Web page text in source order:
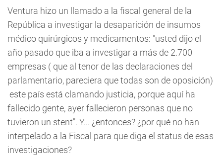
Ventura hizo un llamado a la fiscal general de la
República a investigar la desaparición de insumos
médico quirúrgicos y medicamentos: "usted dijo el
año pasado que iba a investigar a más de 2.700
empresas ( que al tenor de las declaraciones del
parlamentario, pareciera que todas son de oposición)
este país está clamando justicia, porque aquí ha
fallecido gente, ayer fallecieron personas que no
tuvieron un stent". Y... ¿entonces? ¿por qué no han
interpelado a la Fiscal para que diga el status de esas
investigaciones?